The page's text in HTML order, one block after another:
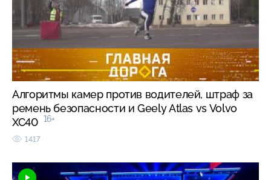
Алгоритмы камер против водителей, штраф за
ремень безопасности и Geely Atlas vs Volvo
XC40 16+
1417